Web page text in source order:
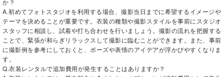
A.初めてフォトスタジオを利用する場合、撮影当日までに希望するイメージや
テーマを決めることが重要です。衣装の種類や撮影スタイルを事前にスタジオ
スタッフに相談し、試着や打ち合わせを行いましょう。撮影の流れを把握する
ことで、緊張が和らぎリラックスして撮影に臨むことができます。また、事前
に撮影例を参考にしておくと、ポーズや表情のアイデアが浮かびやすくなりま
す。
Q.衣装レンタルで追加費用が発生することはありますか？